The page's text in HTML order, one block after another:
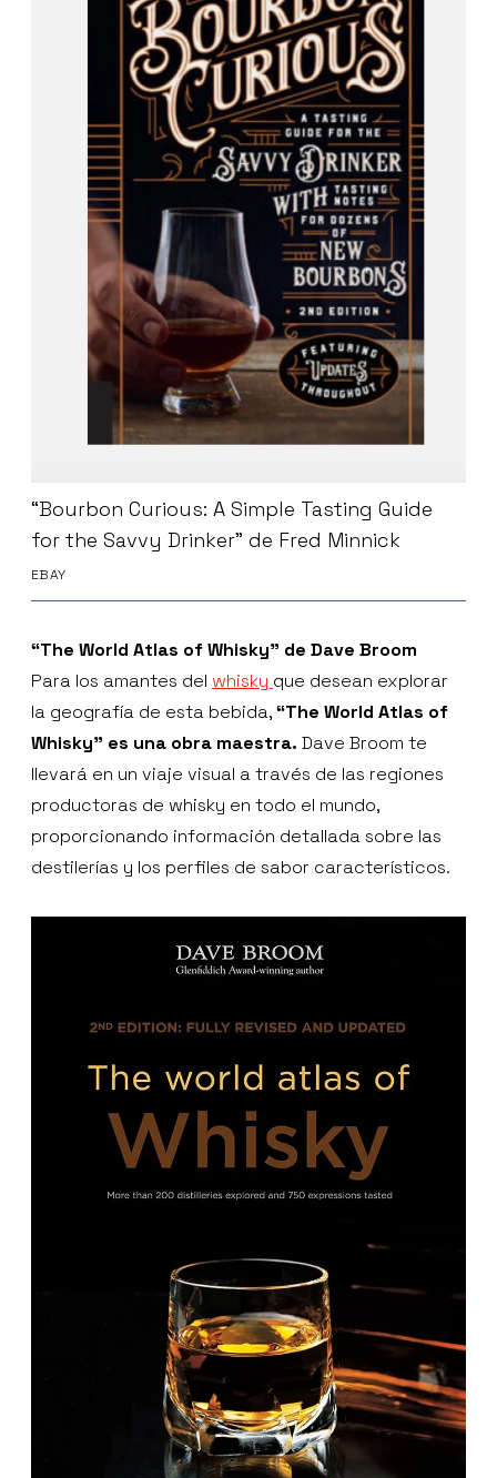
“Bourbon Curious: A Simple Tasting Guide
for the Savvy Drinker” de Fred Minnick
EBAY
“The World Atlas of Whisky” de Dave Broom
Para los amantes del whisky que desean explorar
la geografía de esta bebida,“The World Atlas of
Whisky” es una obra maestra. Dave Broom te
llevará en un viaje visual a través de las regiones
productoras de whisky en todo el mundo,
proporcionando información detallada sobre las
destilerías y los perfiles de sabor característicos.